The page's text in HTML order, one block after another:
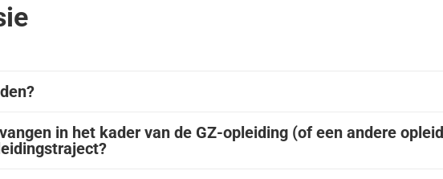
in het kader van de GZ-opleiding (of een andere